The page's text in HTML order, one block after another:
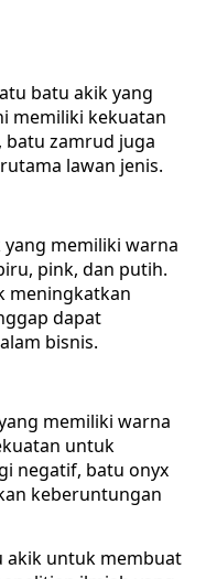
batu akik yang
memiliki kekuatan
batu zamrud juga
lawan jenis.
memiliki warna
pink, dan putih.
meningkatkan
dapat
bisnis.
memiliki warna
untuk
negatif, batu onyx
keberuntungan
akik untuk membuat